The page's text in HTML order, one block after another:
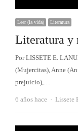
Leer (la vida) Literatura
Literatura y
Por LISSETE E.
(Mujercitas), Anne
prejuicio),…
6 años hace Autor
Lissete